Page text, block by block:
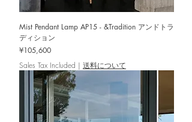
Mist Pendant Lamp AP15 - &Tradition アンドトラ
ディション
Price
¥105,600
Sales Tax Included | 送料について